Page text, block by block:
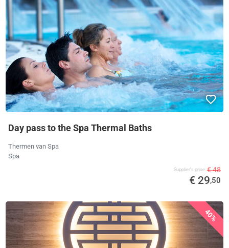
Day pass to the Spa Thermal Baths
Thermen van Spa
Spa
Supplier's price € 48
€ 29,50
40%